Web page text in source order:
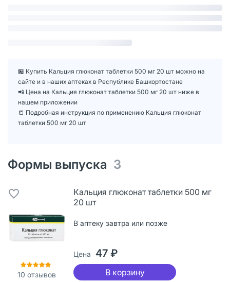
🏪 Купить Кальция глюконат таблетки 500 мг 20 шт можно на
сайте и в наших аптеках в Республике Башкортостане
📲 Цена на Кальция глюконат таблетки 500 мг 20 шт ниже в
нашем приложении
📒 Подробная инструкция по применению Кальция глюконат
таблетки 500 мг 20 шт
Формы выпуска 3
10 отзывов
Кальция глюконат таблетки 500 мг
20 шт
В аптеку завтра или позже
Цена 47 ₽
В корзину